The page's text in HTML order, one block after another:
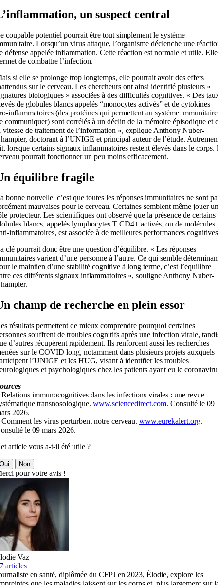
un suspect central
coupable potentiel pourrait être tout simplement le système
Lorsqu’un virus attaque, l’organisme déclenche une
défense appelée inflammation. Cette réaction est normale et utile. Elle
de combattre l’infection.
si elle se prolonge trop longtemps, elle pourrait avoir des effets
sur le cerveau. Les chercheurs ont ainsi identifié plusieurs «
biologiques » associées à des difficultés cognitives. « Des
de globules blancs appelés “monocytes activés” et de cytokines
inflammatoires (des protéines qui permettent au système immunitaire
communiquer) sont corrélés à un déclin de la mémoire épisodique et
vitesse de traitement de l’information », explique Anthony Nuber-
doctorant à l’UNIGE et principal auteur de l’étude.
lorsque certains signaux inflammatoires restent élevés dans le corps,
pourrait fonctionner un peu moins efficacement.
équilibre fragile
bonne nouvelle, c’est que toutes les réponses immunitaires ne sont
mauvaises pour le cerveau. Certaines semblent même jouer un
protecteur. Les scientifiques ont observé que la présence de certains
blancs, appelés lymphocytes T CD4+ activés, ou de molécules
inflammatoires, est associée à de meilleures performances
clé pourrait donc être une question d’équilibre. « Les réponses
varient d’une personne à l’autre. Ce qui semble
le maintien d’une stabilité cognitive à long terme, c’est l’équilibre
ces différents signaux inflammatoires », souligne Anthony Nuber-
champ de recherche en plein essor
résultats permettent de mieux comprendre pourquoi certaines
souffrent de troubles cognitifs après une infection virale,
d’autres récupèrent rapidement. Ils renforcent aussi les recherches
sur le COVID long, notamment dans plusieurs projets auxquels
l’UNIGE et les HUG, visant à identifier les troubles
et psychologiques chez les patients ayant eu le
immunocognitives dans les infections virales : une revue
transnosologique. www.sciencedirect.com. Consulté le 09
2026.
les virus perturbent notre cerveau. www.eurekalert.org.
le 09 mars 2026.
article vous a-t-il été utile ?
Non
pour votre avis !
Vaz
articles
en santé, diplômée du CFPJ en 2023, Élodie, explore les